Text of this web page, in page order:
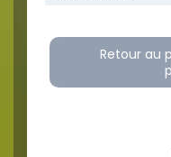
Retour au